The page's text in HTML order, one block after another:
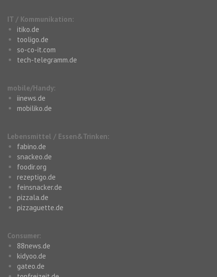
IT / Kommunikation:
itiko.de
tooligo.de
so-co-it.com
tech-telegramm.de
mobile/Handy:
iinews.de
mobiliko.de
Lebensmittel / Essen&Trinken:
fabino.de
snackeo.de
foodir.org
rezeptigo.de
feinsnacker.de
pizzala.de
pizzaguette.de
Consumer:
88news.de
kidyoo.de
gateo.de